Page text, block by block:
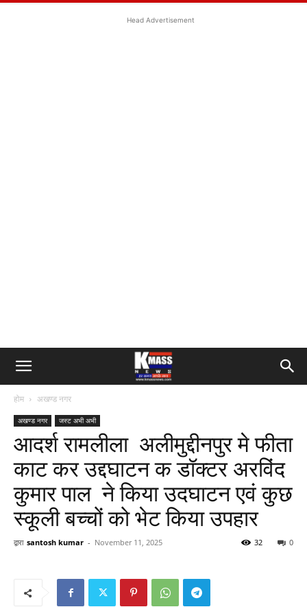
Head Advertisement
होम अखण्ड नगर
अखण्ड नगर जस्ट अभी अभी
आदर्श रामलीला अलीमुद्दीनपुर मे फीता
काट कर उद्दघाटन क डॉक्टर अरविंद
कुमार पाल ने किया उदघाटन एवं कुछ
स्कूली बच्चों को भेट किया उपहार
द्वारा santosh kumar - November 11, 2025 0
32